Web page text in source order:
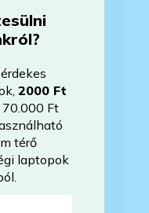
előre
magyar
kiosztású
2000 Ft
70.000 Ft
térő
laptopok